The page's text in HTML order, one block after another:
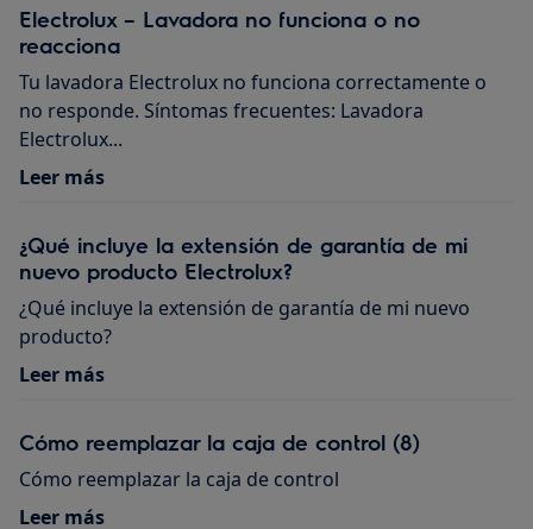
Electrolux – Lavadora no funciona o no
reacciona
Tu lavadora Electrolux no funciona correctamente o
no responde. Síntomas frecuentes: Lavadora
Electrolux...
Leer más
¿Qué incluye la extensión de garantía de mi
nuevo producto Electrolux?
¿Qué incluye la extensión de garantía de mi nuevo
producto?
Leer más
Cómo reemplazar la caja de control (8)
Cómo reemplazar la caja de control
Leer más